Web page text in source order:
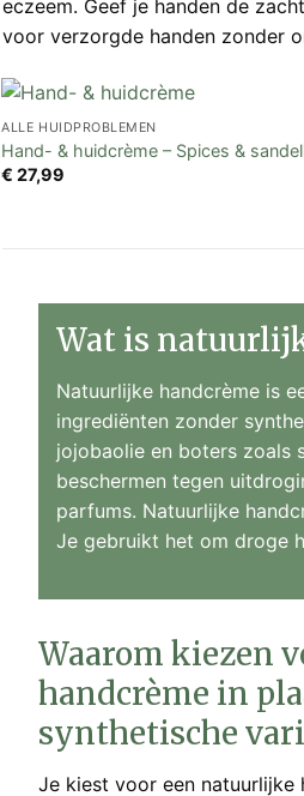
eczeem. Geef je handen de
voor verzorgde handen zonder
ALLE HUIDPROBLEMEN
Hand- & huidcrème – Spices &
€ 27,99
Wat is
Natuurlijke handcrème is
ingrediënten zonder
jojobaolie en boters zoals
beschermen tegen
parfums. Natuurlijke
Je gebruikt het om droge
Waarom kiezen
handcrème in
synthetische
Je kiest voor een natuurlijke